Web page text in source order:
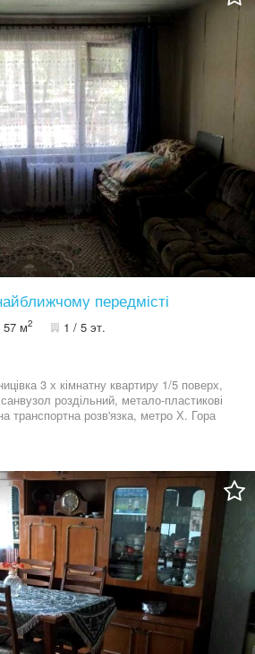
передмісті
57 м2 1 / 5 эт.
3 х кімнатну квартиру 1/5 поверх,
роздільний, метало-пластикові
транспортна розв'язка, метро Х. Гора